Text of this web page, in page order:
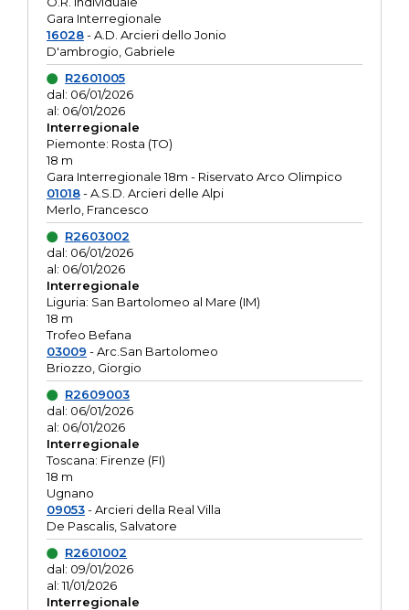
Gara Interregionale
16028- A.D. Arcieri dello Jonio
D'ambrogio, Gabriele
R2601005
dal: 06/01/2026
al: 06/01/2026
Interregionale
Piemonte: Rosta (TO)
18 m
Gara Interregionale 18m - Riservato Arco Olimpico
01018- A.S.D. Arcieri delle Alpi
Merlo, Francesco
R2603002
dal: 06/01/2026
al: 06/01/2026
Interregionale
Liguria: San Bartolomeo al Mare (IM)
18 m
Trofeo Befana
03009 - Arc.San Bartolomeo
Briozzo, Giorgio
R2609003
dal: 06/01/2026
al: 06/01/2026
Interregionale
Toscana: Firenze (FI)
18 m
Ugnano
09053- Arcieri della Real Villa
De Pascalis, Salvatore
R2601002
dal: 09/01/2026
al: 11/01/2026
Interregionale